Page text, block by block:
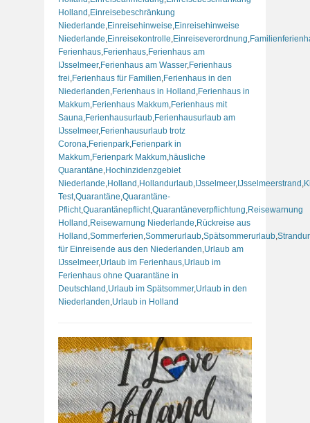
Holland ,Einreisebeschränkung
Niederlande,Einreisehinweise,Einreisehinweise
Niederlande,Einreisekontrolle,Einreiseverordnung,
Ferienhaus,Ferienhaus,Ferienhaus am
IJsselmeer,Ferienhaus am Wasser,Ferienhaus
frei,Ferienhaus für Familien,Ferienhaus in den
Niederlanden,Ferienhaus in Holland ,Ferienhaus in
Makkum,Ferienhaus Makkum,Ferienhaus mit
Sauna,Ferienhausurlaub,Ferienhausurlaub am
IJsselmeer,Ferienhausurlaub trotz
Corona,Ferienpark,Ferienpark in
Makkum,Ferienpark Makkum,häusliche
Quarantäne,Hochinzidenzgebiet
Niederlande,Holland ,Hollandurlaub, IJsselmeer, IJsselmeerstrand ,
Test,Quarantäne,Quarantäne-
Pflicht,Quarantänepflicht,Quarantäneverpflichtung,Reisewarnung
Holland ,Reisewarnung Niederlande,Rückreise aus
Holland ,Sommerferien,Sommerurlaub,Spätsommerurlaub,
für Einreisende aus den Niederlanden,Urlaub am
IJsselmeer,Urlaub im Ferienhaus,Urlaub im
Ferienhaus ohne Quarantäne in
Deutschland ,Urlaub im Spätsommer,Urlaub in den
Niederlanden,Urlaub in Holland